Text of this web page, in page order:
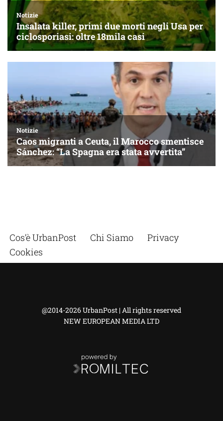
Cos’è UrbanPost Chi Siamo
Privacy
Cookies
@2014-2026 UrbanPost | All rights reserved
NEW EUROPEAN MEDIA LTD